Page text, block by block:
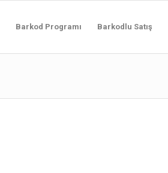
Barkod Programı Barkodlu Satış